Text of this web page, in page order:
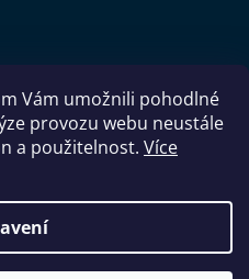
Vám umožnili pohodlné
provozu webu neustále
a použitelnost. Více
Brno s.r.o.